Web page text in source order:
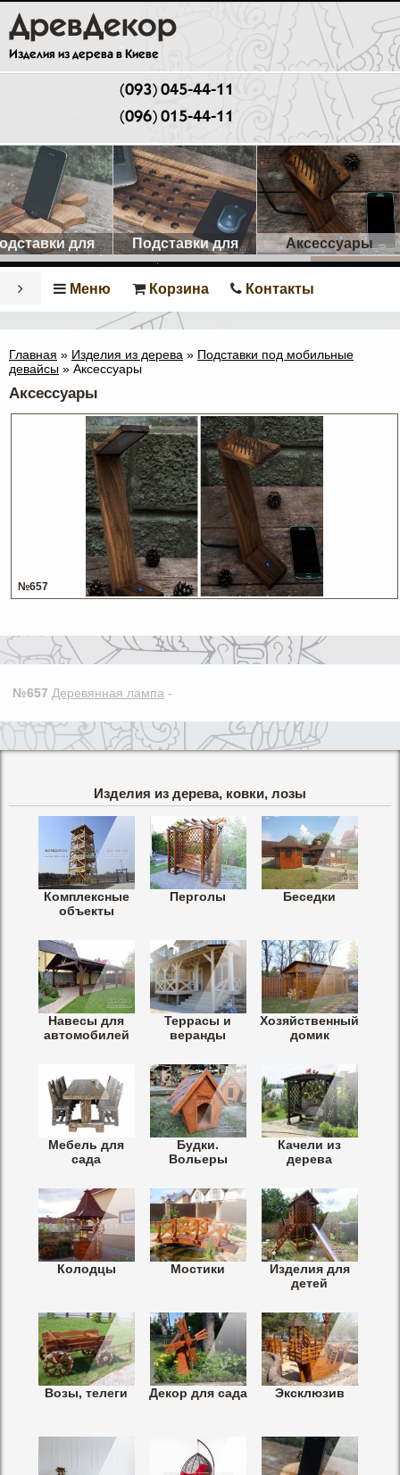
ДревДекор
Изделия из дерева в Киеве
(093) 045-44-11
(096) 015-44-11
для
из
дерева
Подставки для
ноутбука из дерева
Аксессуары
Меню Корзина Контакты
Главная » Изделия из дерева » Подставки под мобильные
девайсы » Аксессуары
Аксессуары
№657
№657 Деревянная лампа -
Изделия из дерева, ковки, лозы
Комплексные
объекты
Перголы Беседки
Навесы для
автомобилей
Террасы и
веранды
Хозяйственный
домик
Мебель для
сада
Будки.
Вольеры
Качели из
дерева
Колодцы Мостики
Изделия для
детей
Возы, телеги Декор для сада Эксклюзив